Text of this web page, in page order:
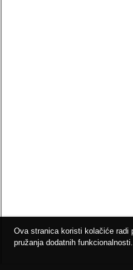
Ova stranica koristi kolačiće radi
pružanja dodatnih funkcionalnosti.